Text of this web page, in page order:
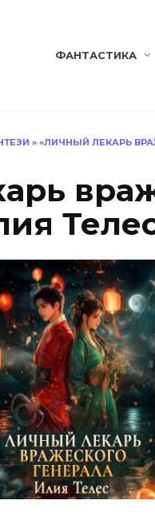
ФАНТАСТИКА
» «ЛИЧНЫЙ ЛЕКАРЬ